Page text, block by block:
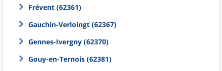
Frévent (62361)
Gauchin-Verloingt (62367)
Gennes-Ivergny (62370)
Gouy-en-Ternois (62381)